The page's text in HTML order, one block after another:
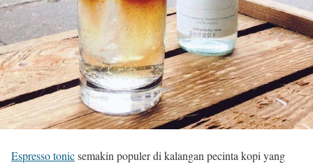
Espresso tonicsemakin populer di kalangan pecinta kopi yang